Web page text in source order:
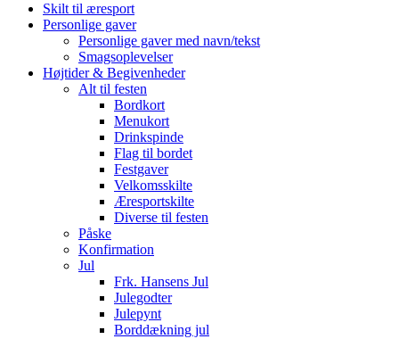
Skilt til æresport
Personlige gaver
Personlige gaver med navn/tekst
Smagsoplevelser
Højtider & Begivenheder
Alt til festen
Bordkort
Menukort
Drinkspinde
Flag til bordet
Festgaver
Velkomsskilte
Æresportskilte
Diverse til festen
Påske
Konfirmation
Jul
Frk. Hansens Jul
Julegodter
Julepynt
Borddækning jul